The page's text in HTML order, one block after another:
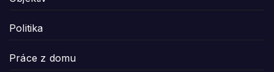
Politika
Práce z domu